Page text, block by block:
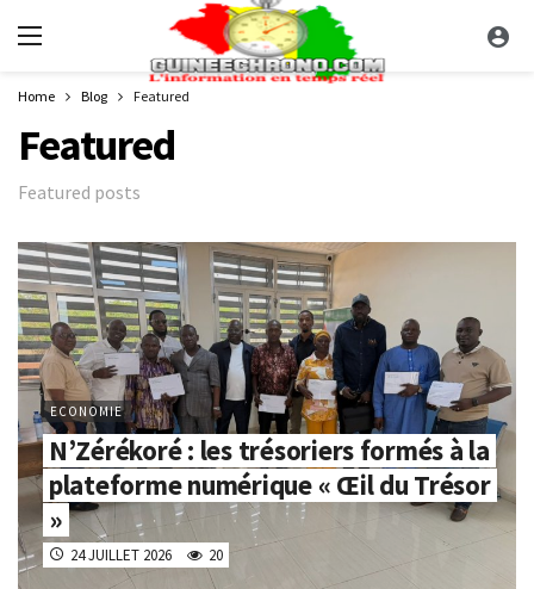
Home Blog Featured
Featured
Featured posts
ECONOMIE
N’Zérékoré : les trésoriers formés à la
plateforme numérique « Œil du Trésor
»
24 JUILLET 2026 20